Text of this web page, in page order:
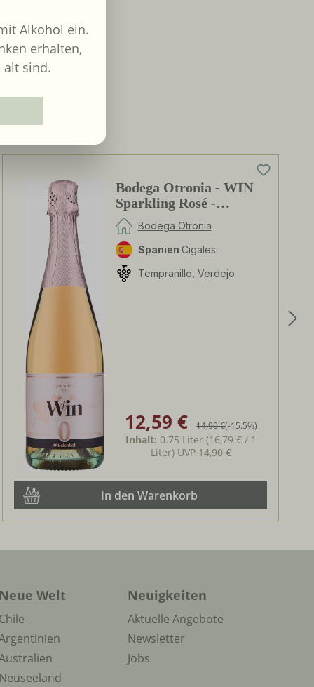
Bodega Otronia - WIN
Sparkling Rosé -
alkoholfrei
Bodega Otronia
Spanien Cigales
Tempranillo, Verdejo
Verkaufspreis:
12,59 € Regulärer Preis:
14,90 €(-15.5%)
Inhalt: 0.75 Liter(16,79 € / 1
Liter) UVP14,90 €
In den Warenkorb
Welt Neuigkeiten
Aktuelle Angebote
Newsletter
Jobs
Alkohol ein.
erhalten,
alt sind.